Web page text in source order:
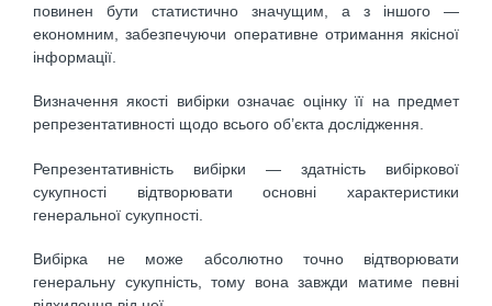
повинен бути статистично значущим, а з іншого —
економним, забезпечуючи оперативне отримання якісної
інформації.
Визначення якості вибірки означає оцінку її на предмет
репрезентативності щодо всього об’єкта дослідження.
Репрезентативність вибірки — здатність вибіркової
сукупності відтворювати основні характеристики
генеральної сукупності.
Вибірка не може абсолютно точно відтворювати
генеральну сукупність, тому вона завжди матиме певні